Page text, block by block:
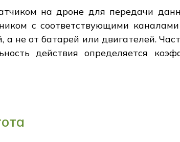
на дроне для передачи
с соответствующими
а не от батарей или двигателей.
действия определяется